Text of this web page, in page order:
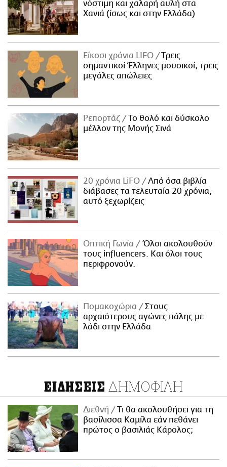
νόστιμη και χαλαρή αυλή στα
Χανιά (ίσως και στην Ελλάδα)
Είκοσι χρόνια LIFO
Tρεις
σημαντικοί Έλληνες μουσικοί, τρεις
μεγάλες απώλειες
Ρεπορτάζ
Το θολό και δύσκολο
μέλλον της Μονής Σινά
20 χρόνια LiFO
Από όσα βιβλία
διάβασες τα τελευταία 20 χρόνια,
αυτό ξεχωρίζεις
Οπτική Γωνία
Όλοι ακολουθούν
τους influencers. Και όλοι τους
περιφρονούν.
Πομακοχώρια
Στους
αρχαιότερους αγώνες πάλης με
λάδι στην Ελλάδα
ΕΙΔΗΣΕΙΣ ΔΗΜΟΦΙΛΗ
Διεθνή
Τι θα ακολουθήσει για τη
βασίλισσα Καμίλα εάν πεθάνει
πρώτος ο βασιλιάς Κάρολος;